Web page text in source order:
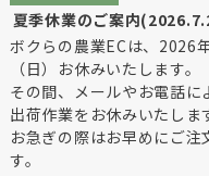
夏季休業のご案内
ボクらの農業ECは、2026
（日）お休みいたします。
その間、メールやお電話に
出荷作業をお休みいたしま
お急ぎの際はお早めにご
す。